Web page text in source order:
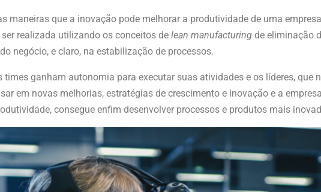
maneiras que a inovação pode melhorar a produtividade de uma
realizada utilizando os conceitos de lean manufacturing de eliminação
do negócio, e claro, na estabilização de processos.
times ganham autonomia para executar suas atividades e os líderes,
em novas melhorias, estratégias de crescimento e inovação e a
consegue enfim desenvolver processos e produtos mais